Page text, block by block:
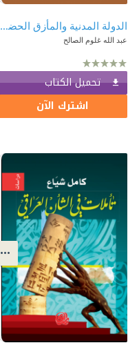
الدولة المدنية والمأزق الحضاري, حالة الكويت
عبد الله غلوم الصالح
تحميل الكتاب
اشترك الآن